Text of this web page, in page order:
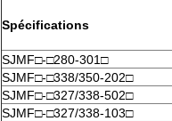
Spécifications
SJMF□-□280-301□
SJMF□-□338/350-202□
SJMF□-□327/338-502□
SJMF□-□327/338-103□